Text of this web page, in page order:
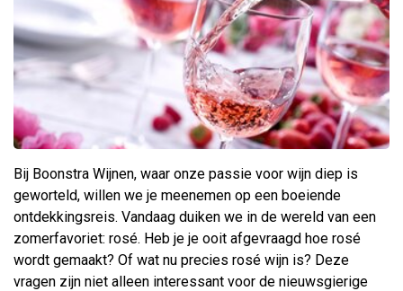
Bij Boonstra Wijnen, waar onze passie voor wijn diep is
geworteld, willen we je meenemen op een boeiende
ontdekkingsreis. Vandaag duiken we in de wereld van een
zomerfavoriet: rosé. Heb je je ooit afgevraagd hoe rosé
wordt gemaakt? Of wat nu precies rosé wijn is? Deze
vragen zijn niet alleen interessant voor de nieuwsgierige